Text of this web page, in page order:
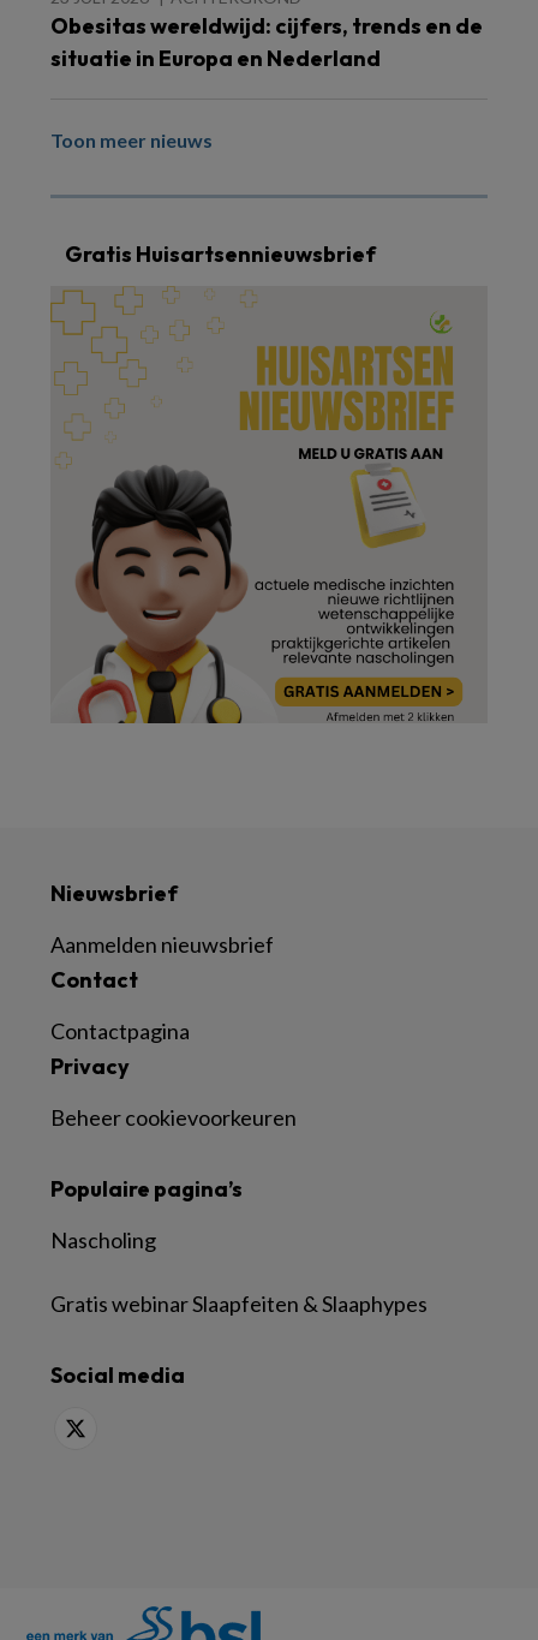
Obesitas wereldwijd: cijfers, trends en de
situatie in Europa en Nederland
Toon meer nieuws
Gratis Huisartsennieuwsbrief
Nieuwsbrief
Aanmelden nieuwsbrief
Contact
Contactpagina
Privacy
Beheer cookievoorkeuren
Populaire pagina’s
Nascholing
Gratis webinar Slaapfeiten & Slaaphypes
Social media